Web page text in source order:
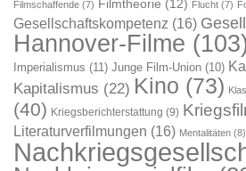
Filmschaffende (7) Filmtheorie (12) Flucht (7)
Gesellschaftskompetenz (16)
Hannover-Filme
Imperialismus (11) Junge Film-Union (10)
Kapitalismus (22) Kino (73)
(40) Kriegsberichterstattung (9)
Literaturverfilmungen (16) Mentalitäten (8)